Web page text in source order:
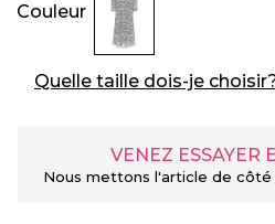
Couleur
Quelle taille dois-je
VENEZ ESSAYER
Nous mettons l'article de côté